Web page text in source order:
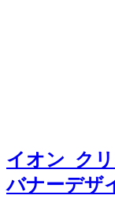
イオン_ク
バナーデザ